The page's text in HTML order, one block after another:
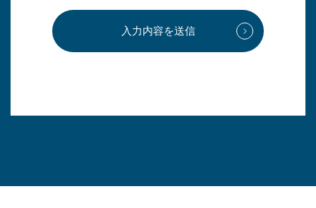
入力内容を送信